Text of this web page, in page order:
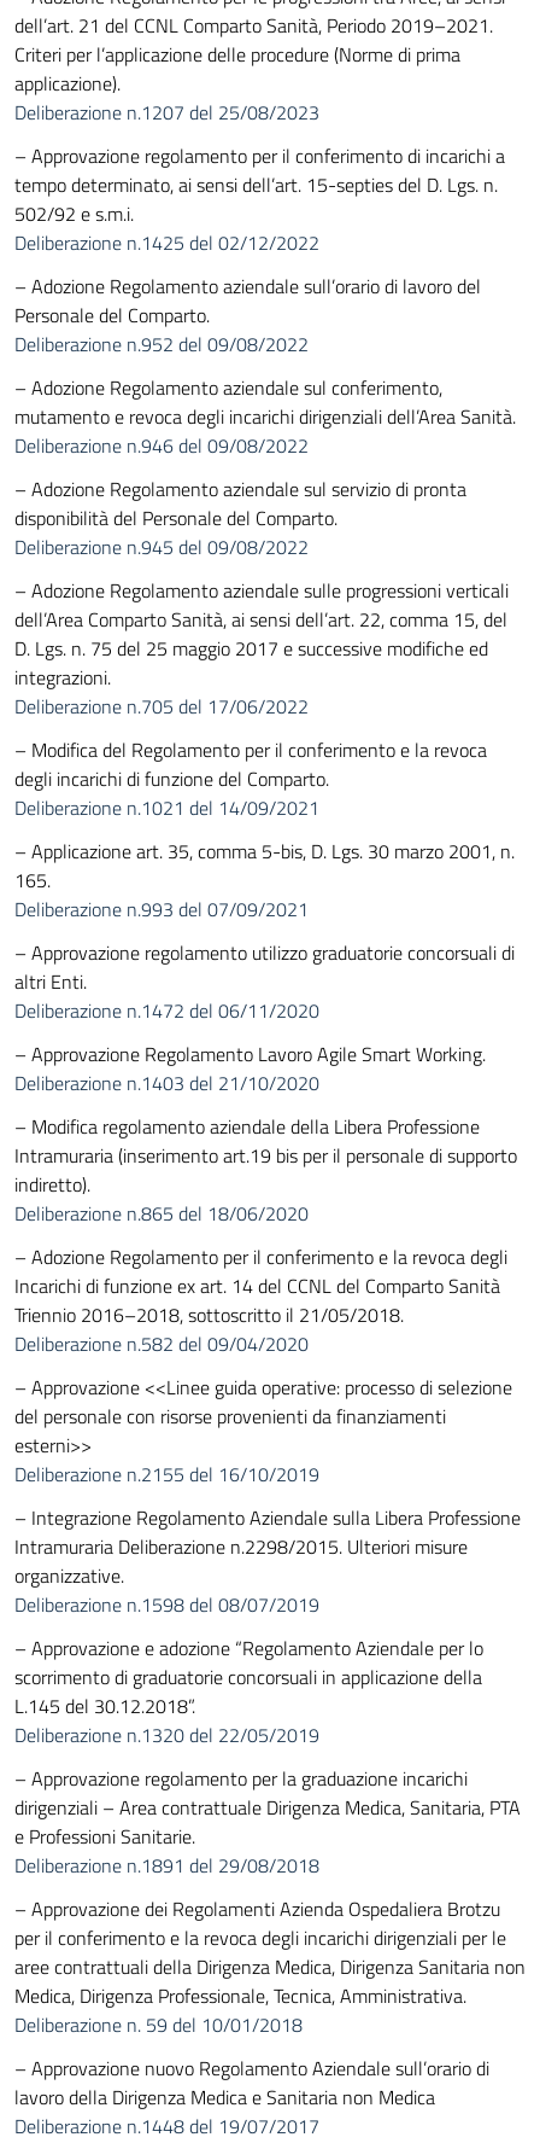
dell’art. 21 del CCNL Comparto Sanità, Periodo 2019–2021.
Criteri per l’applicazione delle procedure (Norme di prima
applicazione).
Deliberazione n.1207 del 25/08/2023
– Approvazione regolamento per il conferimento di incarichi a
tempo determinato, ai sensi dell’art. 15-septies del D. Lgs. n.
502/92 e s.m.i.
Deliberazione n.1425 del 02/12/2022
– Adozione Regolamento aziendale sull’orario di lavoro del
Personale del Comparto.
Deliberazione n.952 del 09/08/2022
– Adozione Regolamento aziendale sul conferimento,
mutamento e revoca degli incarichi dirigenziali dell’Area Sanità.
Deliberazione n.946 del 09/08/2022
– Adozione Regolamento aziendale sul servizio di pronta
disponibilità del Personale del Comparto.
Deliberazione n.945 del 09/08/2022
– Adozione Regolamento aziendale sulle progressioni verticali
dell’Area Comparto Sanità, ai sensi dell’art. 22, comma 15, del
D. Lgs. n. 75 del 25 maggio 2017 e successive modifiche ed
integrazioni.
Deliberazione n.705 del 17/06/2022
– Modifica del Regolamento per il conferimento e la revoca
degli incarichi di funzione del Comparto.
Deliberazione n.1021 del 14/09/2021
– Applicazione art. 35, comma 5-bis, D. Lgs. 30 marzo 2001, n.
165.
Deliberazione n.993 del 07/09/2021
– Approvazione regolamento utilizzo graduatorie concorsuali di
altri Enti.
Deliberazione n.1472 del 06/11/2020
– Approvazione Regolamento Lavoro Agile Smart Working.
Deliberazione n.1403 del 21/10/2020
– Modifica regolamento aziendale della Libera Professione
Intramuraria (inserimento art.19 bis per il personale di supporto
indiretto).
Deliberazione n.865 del 18/06/2020
– Adozione Regolamento per il conferimento e la revoca degli
Incarichi di funzione ex art. 14 del CCNL del Comparto Sanità
Triennio 2016–2018, sottoscritto il 21/05/2018.
Deliberazione n.582 del 09/04/2020
– Approvazione <<Linee guida operative: processo di selezione
del personale con risorse provenienti da finanziamenti
esterni>>
Deliberazione n.2155 del 16/10/2019
– Integrazione Regolamento Aziendale sulla Libera Professione
Intramuraria Deliberazione n.2298/2015. Ulteriori misure
organizzative.
Deliberazione n.1598 del 08/07/2019
– Approvazione e adozione “Regolamento Aziendale per lo
scorrimento di graduatorie concorsuali in applicazione della
L.145 del 30.12.2018”.
Deliberazione n.1320 del 22/05/2019
– Approvazione regolamento per la graduazione incarichi
dirigenziali – Area contrattuale Dirigenza Medica, Sanitaria, PTA
e Professioni Sanitarie.
Deliberazione n.1891 del 29/08/2018
– Approvazione dei Regolamenti Azienda Ospedaliera Brotzu
per il conferimento e la revoca degli incarichi dirigenziali per le
aree contrattuali della Dirigenza Medica, Dirigenza Sanitaria non
Medica, Dirigenza Professionale, Tecnica, Amministrativa.
Deliberazione n. 59 del 10/01/2018
– Approvazione nuovo Regolamento Aziendale sull’orario di
lavoro della Dirigenza Medica e Sanitaria non Medica
Deliberazione n.1448 del 19/07/2017